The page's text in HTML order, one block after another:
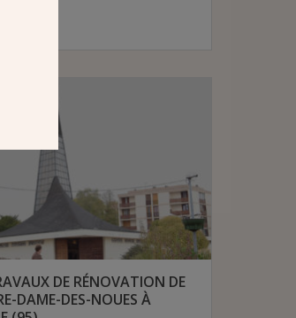
DE RÉNOVATION DE
DAME-DES-NOUES À